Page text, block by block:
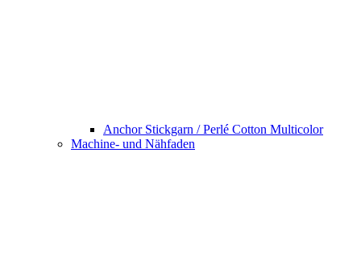
Anchor Stickgarn / Perlé Cotton Multicolor
Machine- und Nähfaden